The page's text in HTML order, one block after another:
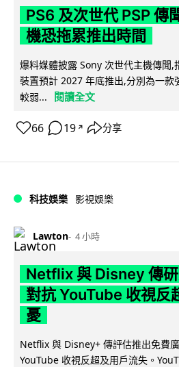
PS6 及次世代 PSP 傳
機恐拖累推出時間
爆料媒體披露 Sony 次世代主機傳聞,
裝置預計 2027 年底推出,分別為一款
較弱...
閱讀全文
66 19 ↗ 分享
科技娛樂 影視娛樂
Lawton 4 小時
Netflix 與 Disney 傳
對抗 YouTube 收視反
憂
Netflix 與 Disney+ 傳評估推出免費
YouTube 收視反超及用戶流失。